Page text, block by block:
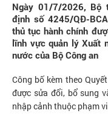
Ngày 01/7/2026, Bộ
định số 4245/QĐ-
thủ tục hành chính
lĩnh vực quản lý Xuất
nước của Bộ Công an
Công bố kèm theo
được sửa đổi, bổ sung
nhập cảnh thuộc phạm